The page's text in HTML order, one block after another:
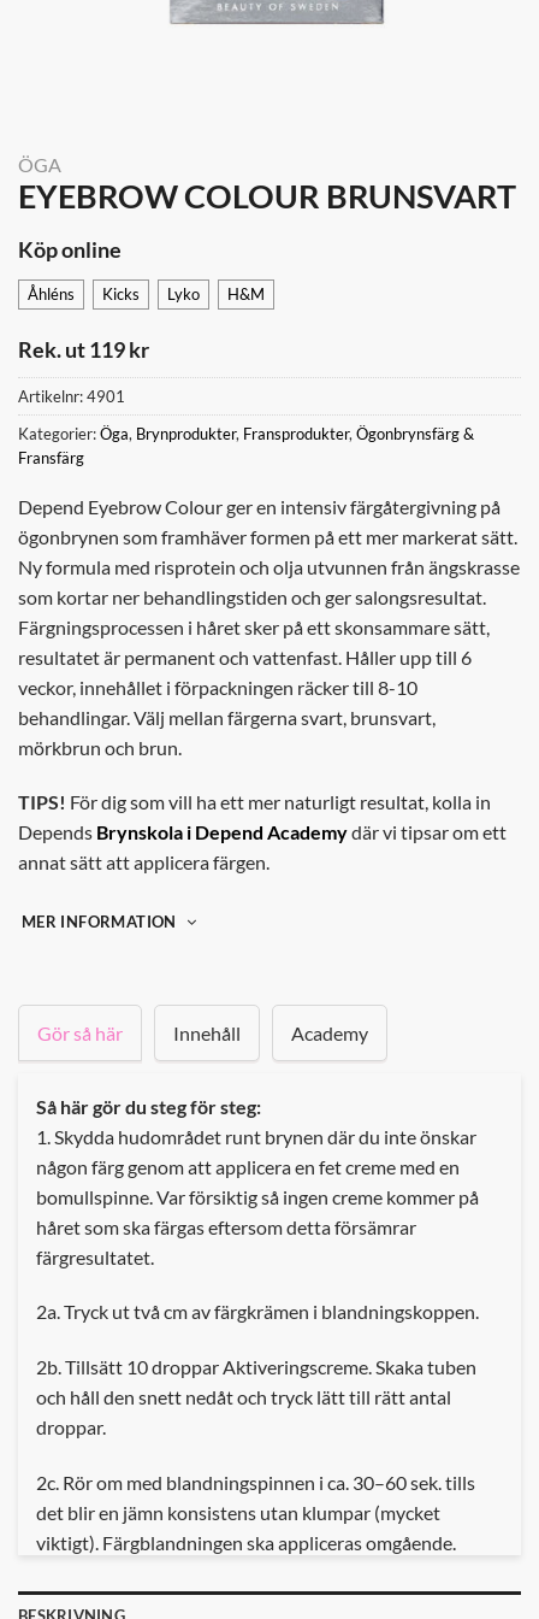
ÖGA
EYEBROW COLOUR BRUNSVART
Köp online
Åhléns Kicks Lyko H&M
Rek. ut 119 kr
Artikelnr:4901
Kategorier:Öga, Brynprodukter, Fransprodukter, Ögonbrynsfärg &
Fransfärg
Depend Eyebrow Colour ger en intensiv färgåtergivning på
ögonbrynen som framhäver formen på ett mer markerat sätt.
Ny formula med risprotein och olja utvunnen från ängskrasse
som kortar ner behandlingstiden och ger salongsresultat.
Färgningsprocessen i håret sker på ett skonsammare sätt,
resultatet är permanent och vattenfast. Håller upp till 6
veckor, innehållet i förpackningen räcker till 8-10
behandlingar. Välj mellan färgerna svart, brunsvart,
mörkbrun och brun.
TIPS! För dig som vill ha ett mer naturligt resultat, kolla in
Depends Brynskola i Depend Academydär vi tipsar om ett
annat sätt att applicera färgen.
MER INFORMATION
Gör så här Innehåll Academy
Så här gör du steg för steg:
1. Skydda hudområdet runt brynen där du inte önskar
någon färg genom att applicera en fet creme med en
bomullspinne. Var försiktig så ingen creme kommer på
håret som ska färgas eftersom detta försämrar
färgresultatet.
2a. Tryck ut två cm av färgkrämen i blandningskoppen.
2b. Tillsätt 10 droppar Aktiveringscreme. Skaka tuben
och håll den snett nedåt och tryck lätt till rätt antal
droppar.
2c. Rör om med blandningspinnen i ca. 30–60 sek. tills
det blir en jämn konsistens utan klumpar (mycket
viktigt). Färgblandningen ska appliceras omgående.
3. Applicera ett tunt lager av den färdigblandade
BESKRIVNING